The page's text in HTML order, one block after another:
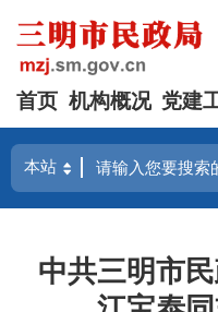
首页 机构概况 党建
中共三明市